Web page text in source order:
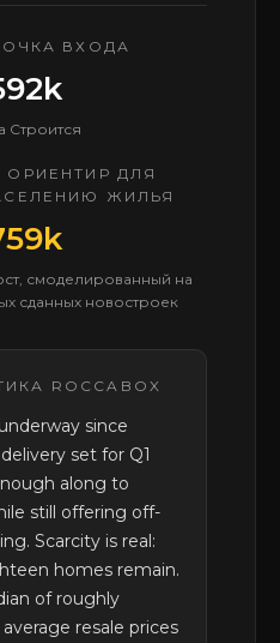
ВХОДА
Строится
ДЛЯ
ЖИЛЬЯ
смоделированный на
сданных новостроек
ROCCABOX
since
set for Q1
along to
still offering off-
Scarcity is real:
homes remain.
of roughly
resale prices